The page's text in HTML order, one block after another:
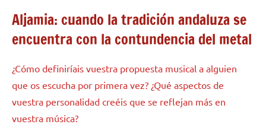
Aljamia: cuando la tradición andaluza se
encuentra con la contundencia del metal
¿Cómo definiríais vuestra propuesta musical a alguien
que os escucha por primera vez? ¿Qué aspectos de
vuestra personalidad creéis que se reflejan más en
vuestra música?